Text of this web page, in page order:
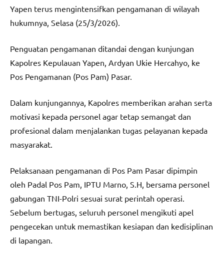
Yapen terus mengintensifkan pengamanan di wilayah
hukumnya, Selasa (25/3/2026).
Penguatan pengamanan ditandai dengan kunjungan
Kapolres Kepulauan Yapen, Ardyan Ukie Hercahyo, ke
Pos Pengamanan (Pos Pam) Pasar.
Dalam kunjungannya, Kapolres memberikan arahan serta
motivasi kepada personel agar tetap semangat dan
profesional dalam menjalankan tugas pelayanan kepada
masyarakat.
Pelaksanaan pengamanan di Pos Pam Pasar dipimpin
oleh Padal Pos Pam, IPTU Marno, S.H, bersama personel
gabungan TNI-Polri sesuai surat perintah operasi.
Sebelum bertugas, seluruh personel mengikuti apel
pengecekan untuk memastikan kesiapan dan kedisiplinan
di lapangan.